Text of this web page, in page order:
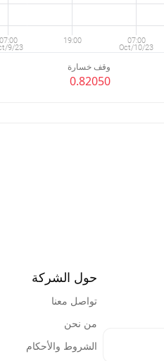
وقف خسارة
0.82050
حول الشركة
تواصل معنا
من نحن
الشروط والأحكام